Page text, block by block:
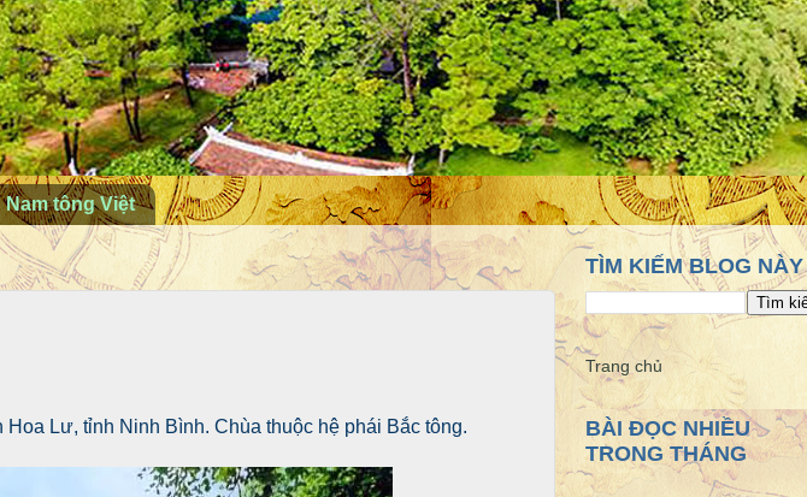
Nam tông Việt
Lư, tỉnh Ninh Bình. Chùa thuộc hệ phái Bắc tông.
TÌM KIẾM BLOG NÀY
Trang chủ
BÀI ĐỌC NHIỀU
TRONG THÁNG